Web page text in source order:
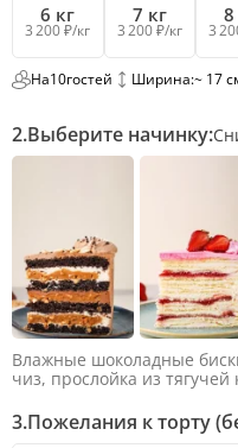
6 кг
3 200 ₽/кг
7 кг
3 200 ₽/кг
8
3
На10гостей Ширина:~ 17
2.Выберите начинку:
Влажные шоколадные
чиз, прослойка из
яркий вкус шоколада и
оставляя ни единого
3.Пожелания к торту